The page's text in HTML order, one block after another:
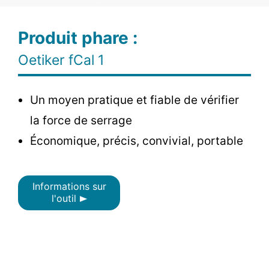
Produit phare :
Oetiker fCal 1
Un moyen pratique et fiable de vérifier
la force de serrage
Économique, précis, convivial, portable
Informations sur
l'outil